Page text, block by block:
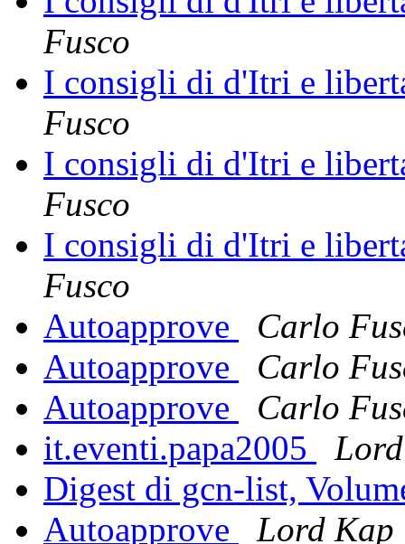
Fusco
I consigli di d'Itri e
Fusco
I consigli di d'Itri e
Fusco
I consigli di d'Itri e
Fusco
Autoapprove
Carlo
Autoapprove
Carlo
Autoapprove
Carlo
it.eventi.papa2005
Digest di gcn-list,
Autoapprove
Lord Kap